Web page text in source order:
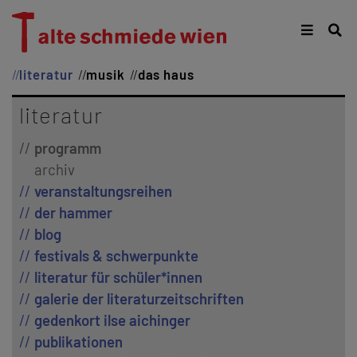
literatur musik das haus
literatur
programm
archiv
veranstaltungsreihen
der hammer
blog
festivals & schwerpunkte
literatur für schüler*innen
galerie der literaturzeitschriften
gedenkort ilse aichinger
publikationen